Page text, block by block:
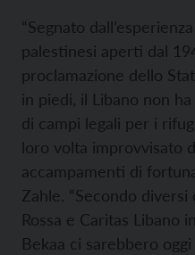
“Segnato
palestinesi aperti dal
proclamazione dello
in piedi, il Libano non
di campi legali per i
loro volta improvvisato
accampamenti di
Zahle. “Secondo
Rossa e Caritas Libano
Bekaa ci sarebbero